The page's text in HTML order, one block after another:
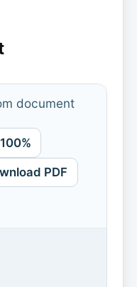
document
100%
PDF